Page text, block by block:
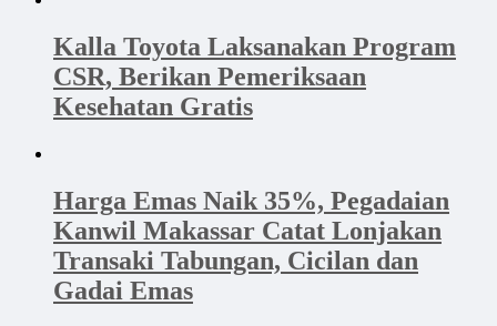
Kalla Toyota Laksanakan Program
CSR, Berikan Pemeriksaan
Kesehatan Gratis
Harga Emas Naik 35%, Pegadaian
Kanwil Makassar Catat Lonjakan
Transaki Tabungan, Cicilan dan
Gadai Emas